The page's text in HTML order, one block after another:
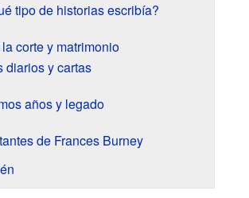
tipo de historias escribía?
corte y matrimonio
diarios y cartas
años y legado
de Frances Burney